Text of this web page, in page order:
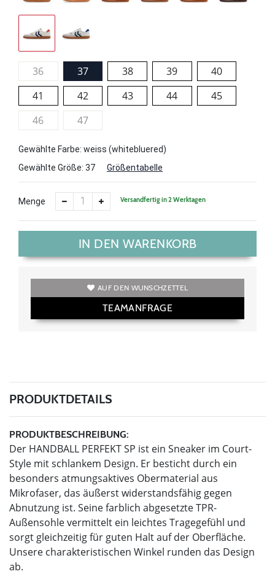
36 37 38 39
40
41
42 43 44
45
46
47
Gewählte Farbe: weiss (whitebluered)
Gewählte Größe: 37 Größentabelle
Menge Versandfertig in 2 Werktagen
IN DEN WARENKORB
AUF DEN WUNSCHZETTEL
TEAMANFRAGE
PRODUKTDETAILS
PRODUKTBESCHREIBUNG:
Der HANDBALL PERFEKT SP ist ein Sneaker im Court-
Style mit schlankem Design. Er besticht durch ein
besonders atmungsaktives Obermaterial aus
Mikrofaser, das äußerst widerstandsfähig gegen
Abnutzung ist. Seine farblich abgesetzte TPR-
Außensohle vermittelt ein leichtes Tragegefühl und
sorgt gleichzeitig für guten Halt auf der Oberfläche.
Unsere charakteristischen Winkel runden das Design
ab.